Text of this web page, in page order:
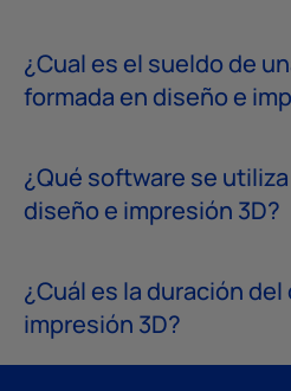
¿Cual es el sueldo de
formada en diseño e
¿Qué software se
diseño e impresión 3D?
¿Cuál es la duración del
impresión 3D?